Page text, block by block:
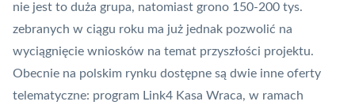
nie jest to duża grupa, natomiast grono 150-200 tys.
zebranych w ciągu roku ma już jednak pozwolić na
wyciągnięcie wniosków na temat przyszłości projektu.
Obecnie na polskim rynku dostępne są dwie inne oferty
telematyczne: program Link4 Kasa Wraca, w ramach